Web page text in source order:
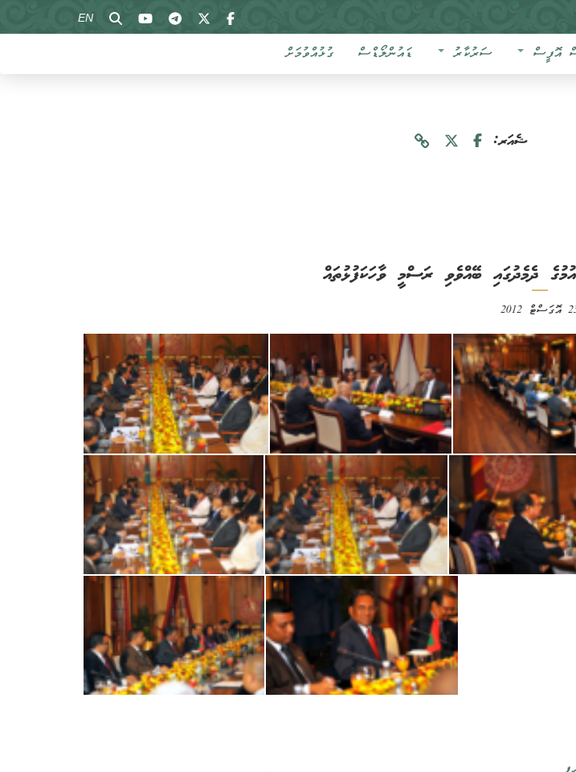
EN
އޮފީސް ސަރުކާރު ޑައުންލޯޑްސް ގުޅުއްވުމަށް
ޝެއަރ:
ދެމެދުގައި ބޭއްވެވި ރަސްމީ ވާހަކަފުޅުތައް
2012